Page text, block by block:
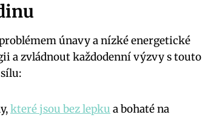
únavy a nízké energetické
a zvládnout každodenní výzvy s touto
které jsou bez lepku a bohaté na